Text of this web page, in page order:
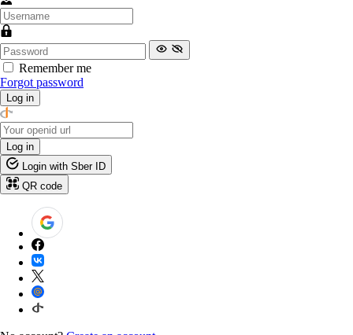
Remember me
Forgot password
Log in
Log in
Login with Sber ID
QR code